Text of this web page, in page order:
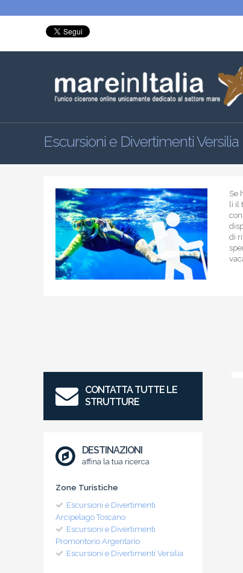
Escursioni e Divertimenti Versilia
Se
lì il
di
CONTATTA TUTTE LE
STRUTTURE
DESTINAZIONI
affina la tua ricerca
Zone Turistiche
Escursioni e Divertimenti
Arcipelago Toscano
Escursioni e Divertimenti
Promontorio Argentario
Escursioni e Divertimenti Versilia